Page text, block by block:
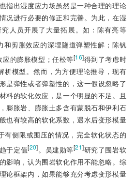
指出湿度应力场虽然是一种合理的理论
况进行必要的修正和完善。为此，在湿
人员开展了大量拓展。如：陈有亮等
和剪胀效应的深埋隧道弹塑性解；陈钒
的膨胀模型；任松等[16]得到了考虑时
析模型。然而，为方便理论推导，现有
是弹性或者弹塑性的，这一假设忽略了
料的软化效应，是一个明显的不足。且
膨胀岩、膨胀土多含有蒙脱石和伊利石
也有较高的软化系数，遇水后变形模量
有侧限或围压的情况，完全软化状态的
于定值[20]。吴建勋等[21]研究了围岩软
影响，认为围岩软化作用不能忽略。综
论框架内，如果能够充分考虑变形模量